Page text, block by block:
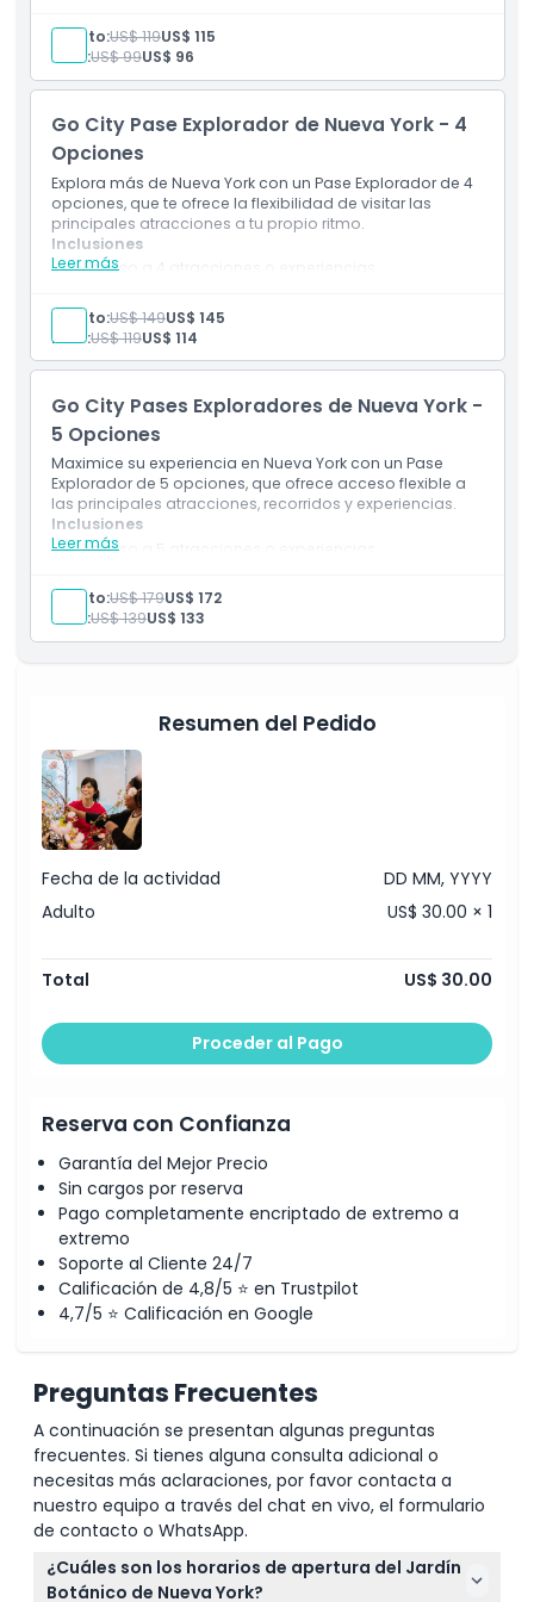
Nueva York
Guía digital incluida
Descuentos en locales participantes
Válido por 30 días después de la primera visita a
Adulto:US$ 119US$ 115
Niño:US$ 99US$ 96
Go City Pase Explorador de Nueva York - 4
Opciones
Explora más de Nueva York con un Pase Explorador de 4
opciones, que te ofrece la flexibilidad de visitar las
principales atracciones a tu propio ritmo.
Leer más
Inclusiones
Acceso a 4 atracciones o experiencias
Guía turística digital incluida
Descuentos y ofertas exclusivas
Válido por 30 días consecutivos desde el primer uso
Adulto:US$ 149US$ 145
Niño:US$ 119US$ 114
Go City Pases Exploradores de Nueva York -
5 Opciones
Maximice su experiencia en Nueva York con un Pase
Explorador de 5 opciones, que ofrece acceso flexible a
las principales atracciones, recorridos y experiencias.
Leer más
Inclusiones
Acceso a 5 atracciones o experiencias
monumentos de Nueva York
Guía digital para una planificación sencilla
Descuentos y ofertas en atracciones seleccionadas
Adulto:US$ 179US$ 172
Niño:US$ 139US$ 133
Resumen del Pedido
Fecha de la actividad
DD MM, YYYY
Adulto
US$ 30.00 × 1
Total US$ 30.00
Proceder al Pago
Reserva con Confianza
Garantía del Mejor Precio
Sin cargos por reserva
Pago completamente encriptado de extremo a
extremo
Soporte al Cliente 24/7
Calificación de 4,8/5 ⭐ en Trustpilot
4,7/5 ⭐ Calificación en Google
Preguntas Frecuentes
A continuación se presentan algunas preguntas
frecuentes. Si tienes alguna consulta adicional o
necesitas más aclaraciones, por favor contacta a
nuestro equipo a través del chat en vivo, el formulario
de contacto o WhatsApp.
¿Cuáles son los horarios de apertura del Jardín
Botánico de Nueva York?